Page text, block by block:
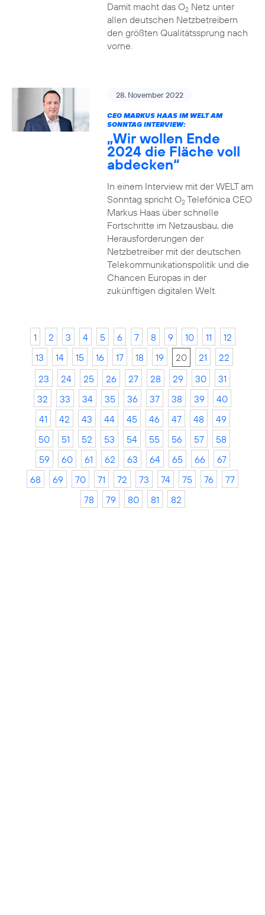
Damit macht das O2Netz unter
allen deutschen Netzbetreibern
den größten Qualitätssprung nach
vorne.
28. November 2022
CEO MARKUS HAAS IM WELT AM
SONNTAG INTERVIEW:
„Wir wollen Ende
2024 die Fläche voll
abdecken“
In einem Interview mit der WELT am
Sonntag spricht O2Telefónica CEO
Markus Haas über schnelle
Fortschritte im Netzausbau, die
Herausforderungen der
Netzbetreiber mit der deutschen
Telekommunikationspolitik und die
Chancen Europas in der
zukünftigen digitalen Welt.
1 2 3 4 5 6 7 8 9 10 11
12
13
14 15 16 17 18 19 20 21
22
23
24 25 26 27 28 29 30
31
32
33 34 35 36 37 38 39
40
41
42 43 44 45 46 47 48
49
50
51 52 53 54 55 56 57
58
59
60 61 62 63 64 65 66
67
68
69 70 71 72 73 74 75 76
77
78
79 80 81 82